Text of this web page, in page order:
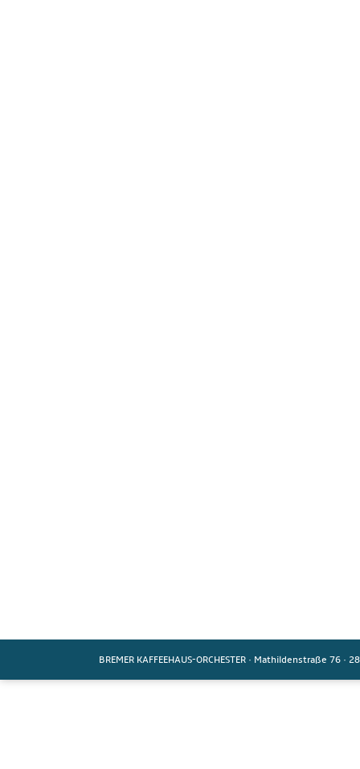
BREMER KAFFEEHAUS-ORCHESTER · Mathildenstraße 76 ·